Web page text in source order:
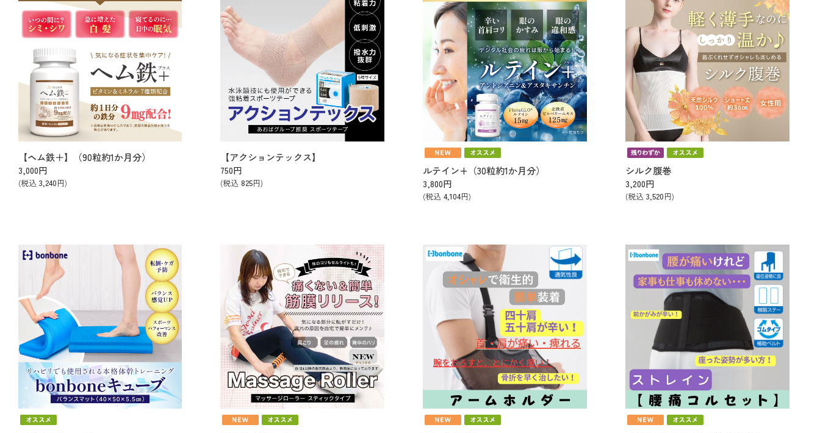
【ヘム鉄＋】（90粒約1か月分）
3,000円
(税込 3,240円)
【アクションテックス】
750円
(税込825円)
ルテイン+（30粒約1か月分）
3,800円
(税込4,104円)
シルク腹巻
3,200円
(税込3,520円)